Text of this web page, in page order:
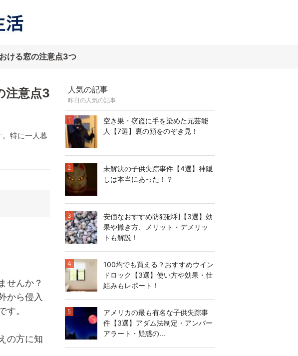
ける窓の注意点3つ
注意点3
特に一人暮
せんか？
から侵入
す。
の方に知
人気の記事
昨日の人気の記事
空き巣・窃盗に手を染めた元芸能
人【7選】裏の顔をのぞき見！
1
未解決の子供失踪事件【4選】神隠
しは本当にあった！？
2
安価なおすすめ防犯砂利【3選】効
果や撒き方、メリット・デメリッ
トも解説！
3
100均でも買える？おすすめウイン
ドロック【3選】使い方や効果・仕
組みもレポート！
4
アメリカの最も有名な子供失踪事
件【3選】アダム法制定・アンバー
アラート・疑惑の...
5